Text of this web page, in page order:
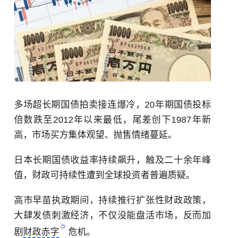
多场超长期国债拍卖接连爆冷，20年期国债投标
倍数跌至2012年以来最低，尾差创下1987年新
高，市场买方集体观望、抛售情绪蔓延。
日本长期国债收益率持续飙升，触及二十余年峰
值，财政可持续性遭到全球投资者普遍质疑。
高市早苗执政期间，持续推行扩张性财政政策，
大肆发债刺激经济，不仅没能盘活市场，反而加
剧 财政赤字 危机。